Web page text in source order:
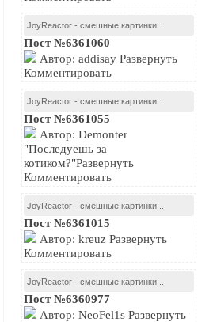
JoyReactor - смешные картинки ...
Пост №6361060
Автор: addisay Развернуть
Комментировать
JoyReactor - смешные картинки ...
Пост №6361055
Автор: Demonter
"Последуешь за
котиком?"Развернуть
Комментировать
JoyReactor - смешные картинки ...
Пост №6361015
Автор: kreuz Развернуть
Комментировать
JoyReactor - смешные картинки ...
Пост №6360977
Автор: NeoFel1s Развернуть